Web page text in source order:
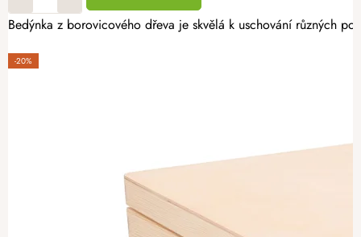
Bedýnka z borovicového dřeva je skvělá k uschování různých
-20%